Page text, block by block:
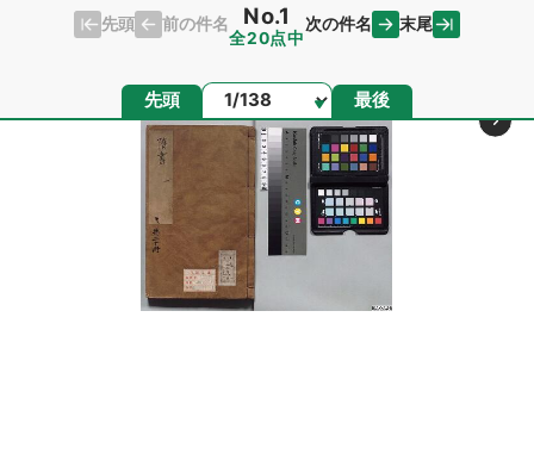
先頭 前の件名 No.1
全20点中
次の件名 末尾
先頭 ページ 最後